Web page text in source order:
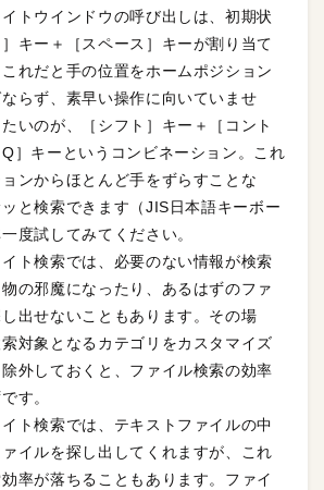
トウインドウの呼び出しは、初期状
キー＋［スペース］キーが割り当て
れだと手の位置をホームポジション
らず、素早い操作に向いていませ
いのが、［シフト］キー＋［コント
］キーというコンビネーション。これ
ンからほとんど手をずらすことな
と検索できます（JIS日本語キーボー
度試してみてください。
ト検索では、必要のない情報が検索
の邪魔になったり、あるはずのファ
出せないこともあります。その場
対象となるカテゴリをカスタマイズ
外しておくと、ファイル検索の効率
す。
ト検索では、テキストファイルの中
イルを探し出してくれますが、これ
率が落ちることもあります。ファイ